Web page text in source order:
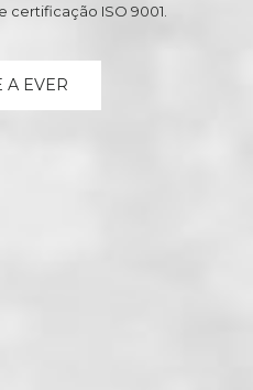
certificação ISO 9001.
A EVER